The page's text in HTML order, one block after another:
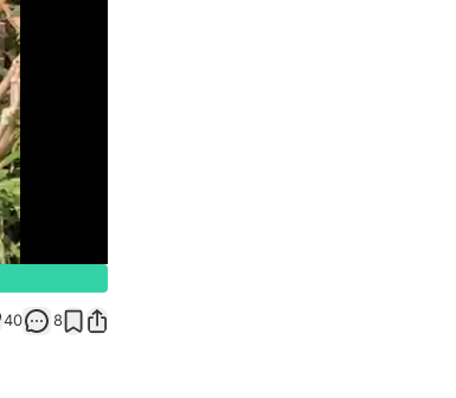
40 8